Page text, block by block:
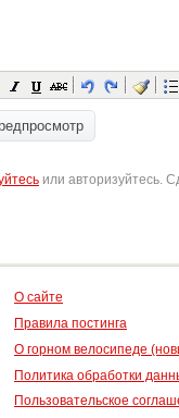
или авторизуйтесь.
О сайте
Правила постинга
О горном велосипеде
Политика обработки
Пользовательское